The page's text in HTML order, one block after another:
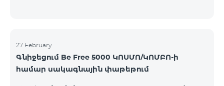
27 February
Գնիջեցում Be Free 5000 ԿՈՍՄՈ/ԿՈՄԲՈ-ի
համար սակագնային փաթեթում